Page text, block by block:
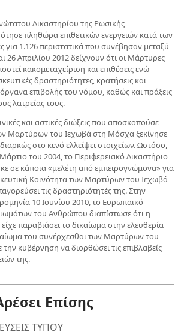
Δικαστηρίου της Ρωσικής
πληθώρα επιθετικών ενεργειών κατά των
1.126 περιστατικά που συνέβησαν μεταξύ
26 Απριλίου 2012 δείχνουν ότι οι Μάρτυρες
κακομεταχείριση και επιθέσεις ενώ
δραστηριότητες, κρατήσεις και
επιβολής του νόμου, καθώς και πράξεις
λατρείας τους.
και αστικές διώξεις που αποσκοπούσε
Μαρτύρων του Ιεχωβά στη Μόσχα ξεκίνησε
στο κενό ελλείψει στοιχείων. Ωστόσο,
του 2004, το Περιφερειακό Δικαστήριο
σε κάποια «μελέτη από εμπειρογνώμονα» για
Κοινότητα των Μαρτύρων του Ιεχωβά
τις δραστηριότητές της. Στην
10 Ιουνίου 2010, το Ευρωπαϊκό
του Ανθρώπου διαπίστωσε ότι η
παραβιάσει το δικαίωμα στην ελευθερία
του συνέρχεσθαι των Μαρτύρων του
κυβέρνηση να διορθώσει τις επιβλαβείς
της.
Επίσης
ΤΥΠΟΥ